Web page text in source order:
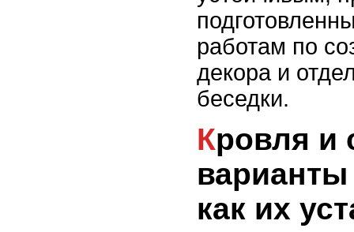
работам по
декора и
беседки.
Кровля и стены: какие
как их